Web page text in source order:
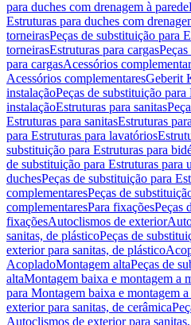
para duches com drenagem à parede
Estruturas para duches com
torneirasPeças de substituição para
torneirasEstruturas para cargas
para cargasAcessórios
Acessórios complementaresGeberit
instalaçãoPeças de substituição para
instalaçãoEstruturas para sanitas
Estruturas para sanitasEstruturas
para Estruturas para lavatórios
substituição para Estruturas para
de substituição para Estruturas para
duchesPeças de substituição para
complementaresPeças de
complementaresPara fixaçõesPeças
fixaçõesAutoclismos de exterior
sanitas, de plásticoPeças de
exterior para sanitas, de plástico
AcopladoMontagem altaPeças de
altaMontagem baixa e montagem a
para Montagem baixa e montagem
exterior para sanitas, de cerâmica
Autoclismos de exterior para